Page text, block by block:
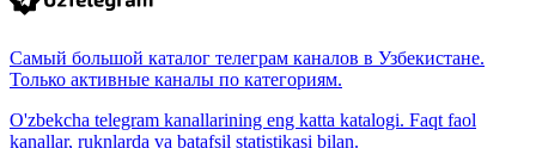
Самый большой каталог телеграм каналов в Узбекистане.
Только активные каналы по категориям.
O'zbekcha telegram kanallarining eng katta katalogi. Faqt faol
kanallar, ruknlarda va batafsil statistikasi bilan.